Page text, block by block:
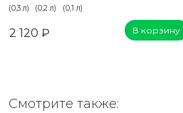
(0,3 л) (0,2 л) (0,1 л)
2 120 ₽ В корзину
Смотрите также: